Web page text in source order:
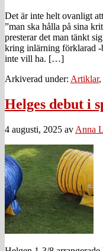
Det är inte helt ovanligt
”man ska hålla på sina
presterar det man tänkt
kring inlärning förklarad -
inte vill ha. […]
Arkiverad under: Artiklar,
Helges debut i
4 augusti, 2025 av Anna